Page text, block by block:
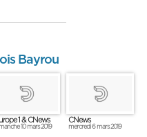
Bayrou
1 & CNews
10 mars 2019
CNews
mercredi 6 mars 2019